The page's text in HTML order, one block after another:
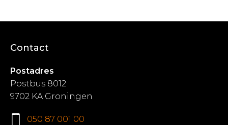
Contact
Postadres
Postbus 8012
9702 KA Groningen
050 87 001 00